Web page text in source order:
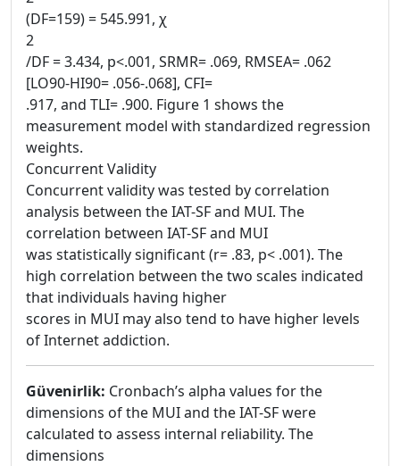
(DF=159) = 545.991, χ
2
/DF = 3.434, p<.001, SRMR= .069, RMSEA= .062
[LO90-HI90= .056-.068], CFI=
.917, and TLI= .900. Figure 1 shows the
measurement model with standardized regression
weights.
Concurrent Validity
Concurrent validity was tested by correlation
analysis between the IAT-SF and MUI. The
correlation between IAT-SF and MUI
was statistically significant (r= .83, p< .001). The
high correlation between the two scales indicated
that individuals having higher
scores in MUI may also tend to have higher levels
of Internet addiction.
Güvenirlik: Cronbach’s alpha values for the
dimensions of the MUI and the IAT-SF were
calculated to assess internal reliability. The
dimensions